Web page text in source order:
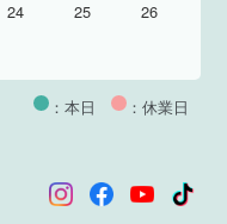
24 25 26
：本日 ：休業日